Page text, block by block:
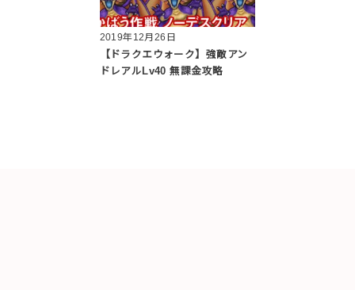
2019年12月26日
【ドラクエウォーク】強敵アン
ドレアルLv40 無課金攻略